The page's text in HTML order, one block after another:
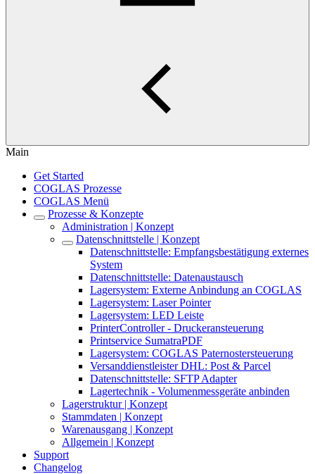
Main
Get Started
COGLAS Prozesse
COGLAS Menü
Prozesse & Konzepte
Administration | Konzept
Datenschnittstelle | Konzept
Datenschnittstelle: Empfangsbestätigung externes
System
Datenschnittstelle: Datenaustausch
Lagersystem: Externe Anbindung an COGLAS
Lagersystem: Laser Pointer
Lagersystem: LED Leiste
PrinterController - Druckeransteuerung
Printservice SumatraPDF
Lagersystem: COGLAS Paternostersteuerung
Versanddienstleister DHL: Post & Parcel
Datenschnittstelle: SFTP Adapter
Lagertechnik - Volumenmessgeräte anbinden
Lagerstruktur | Konzept
Stammdaten | Konzept
Warenausgang | Konzept
Allgemein | Konzept
Support
Changelog